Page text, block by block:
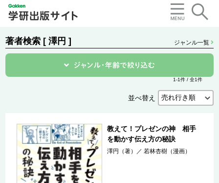
著者検索 [ 澤円 ] ジャンル一覧
1-1件 / 全1件
並べ替え
教えて！プレゼンの神 相手
を動かす伝え方の秘訣
澤円（著） ／若林杏樹（漫画）